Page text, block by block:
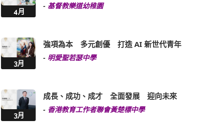
4月
- 基督教樂道幼稚園
3月
強項為本 多元創優 打造 AI 新世代青年
- 明愛聖若瑟中學
3月
成長、成功、成才 全面發展 迎向未來
- 香港教育工作者聯會黃楚標中學